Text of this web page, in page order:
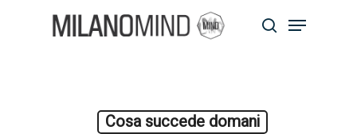
search
Menu
Cosa succede domani